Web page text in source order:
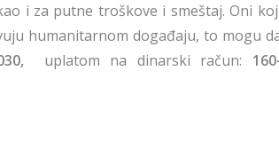
i za putne troškove i smeštaj. Oni
humanitarnom događaju, to mogu
uplatom na dinarski račun: